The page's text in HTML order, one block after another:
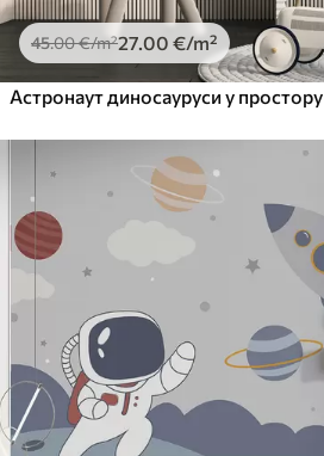
45.00€/m²27 .00 €/m²
Астронаут диносауруси у простору